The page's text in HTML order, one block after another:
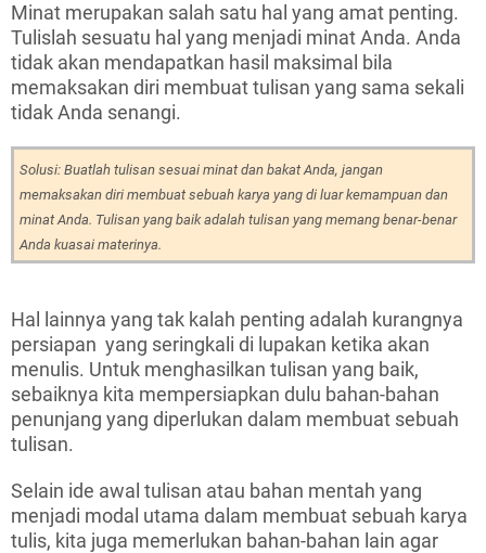
Minat merupakan salah satu hal yang amat penting.
Tulislah sesuatu hal yang menjadi minat Anda. Anda
tidak akan mendapatkan hasil maksimal bila
memaksakan diri membuat tulisan yang sama sekali
tidak Anda senangi.
Solusi: Buatlah tulisan sesuai minat dan bakat Anda, jangan
memaksakan diri membuat sebuah karya yang di luar kemampuan dan
minat Anda. Tulisan yang baik adalah tulisan yang memang benar-benar
Anda kuasai materinya.
Hal lainnya yang tak kalah penting adalah kurangnya
persiapan yang seringkali di lupakan ketika akan
menulis. Untuk menghasilkan tulisan yang baik,
sebaiknya kita mempersiapkan dulu bahan-bahan
penunjang yang diperlukan dalam membuat sebuah
tulisan.
Selain ide awal tulisan atau bahan mentah yang
menjadi modal utama dalam membuat sebuah karya
tulis, kita juga memerlukan bahan-bahan lain agar